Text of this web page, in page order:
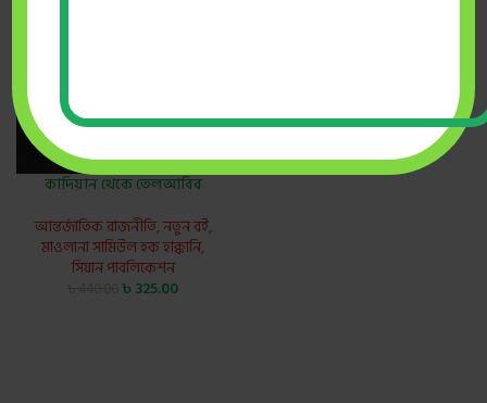
কাদিয়ান থেকে তেলআবিব
আন্তর্জাতিক রাজনীতি,নতুন বই,
মাওলানা সামিউল হক হাক্কানি,
সিয়ান পাবলিকেশন
৳325.00